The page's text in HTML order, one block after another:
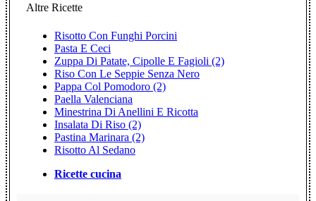
Altre Ricette
Risotto Con Funghi Porcini
Pasta E Ceci
Zuppa Di Patate, Cipolle E Fagioli (2)
Riso Con Le Seppie Senza Nero
Pappa Col Pomodoro (2)
Paella Valenciana
Minestrina Di Anellini E Ricotta
Insalata Di Riso (2)
Pastina Marinara (2)
Risotto Al Sedano
Ricette cucina